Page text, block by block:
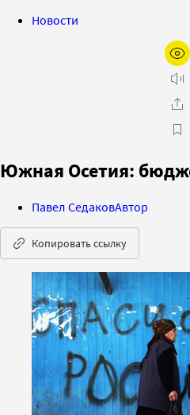
Новости
Южная Осетия:
Павел СедаковАвтор
Копировать ссылку